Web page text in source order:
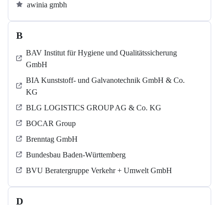
awinia gmbh
B
BAV Institut für Hygiene und Qualitätssicherung
GmbH
BIA Kunststoff- und Galvanotechnik GmbH & Co.
KG
BLG LOGISTICS GROUP AG & Co. KG
BOCAR Group
Brenntag GmbH
Bundesbau Baden-Württemberg
BVU Beratergruppe Verkehr + Umwelt GmbH
D